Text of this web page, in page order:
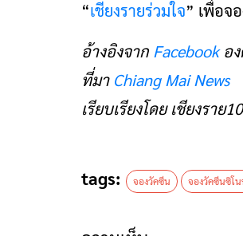
“เชียงรายร่วมใจ” เพื่อจ
อ้างอิงจาก Facebookอง
ที่มาChiang Mai News
เรียบเรียงโดย เชียงราย
tags: จองวัคซีน จองวัคซีนซิโ